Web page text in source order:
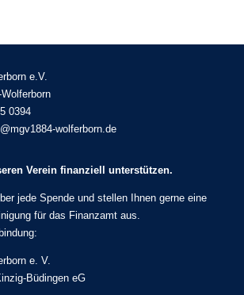
e.V.
0394
wolferborn.de
Verein finanziell unterstützen.
jede Spende und stellen Ihnen gerne eine
für das Finanzamt aus.
e. V.
Büdingen eG